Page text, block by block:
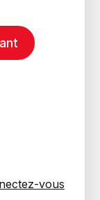
vous